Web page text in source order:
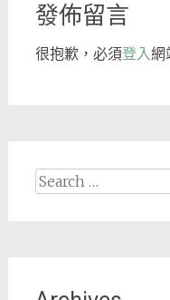
發佈留言
很抱歉，必須登入網
Search
for: